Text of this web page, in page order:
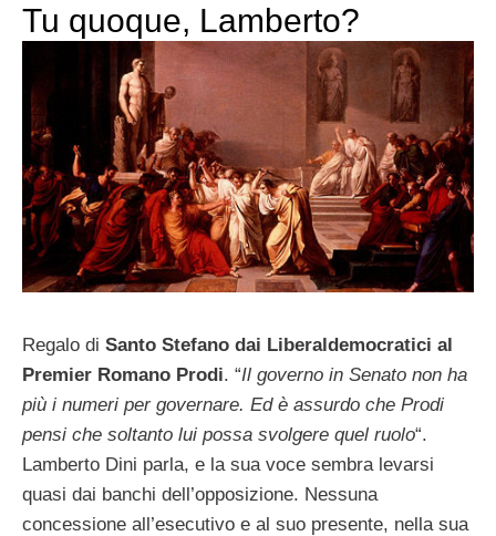
Tu quoque, Lamberto?
Regalo di Santo Stefano dai Liberaldemocratici al
Premier Romano Prodi. “Il governo in Senato non ha
più i numeri per governare. Ed è assurdo che Prodi
pensi che soltanto lui possa svolgere quel ruolo“.
Lamberto Dini parla, e la sua voce sembra levarsi
quasi dai banchi dell’opposizione. Nessuna
concessione all’esecutivo e al suo presente, nella sua